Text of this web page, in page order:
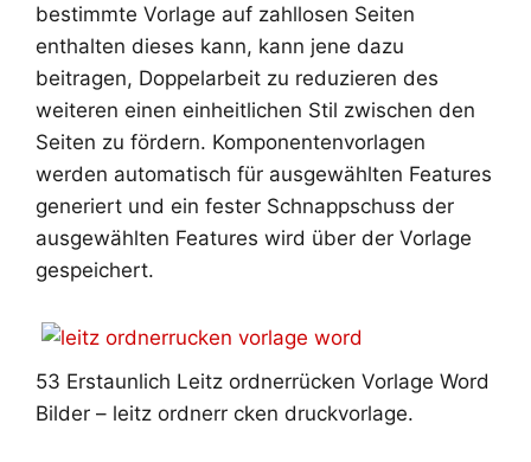
bestimmte Vorlage auf zahllosen Seiten
enthalten dieses kann, kann jene dazu
beitragen, Doppelarbeit zu reduzieren des
weiteren einen einheitlichen Stil zwischen den
Seiten zu fördern. Komponentenvorlagen
werden automatisch für ausgewählten Features
generiert und ein fester Schnappschuss der
ausgewählten Features wird über der Vorlage
gespeichert.
53 Erstaunlich Leitz ordnerrücken Vorlage Word
Bilder – leitz ordnerr cken druckvorlage.